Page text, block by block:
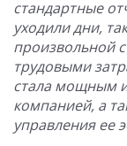
стандартные
уходили дни,
произвольной
трудовыми
стала мощным
компанией, а
управления ее